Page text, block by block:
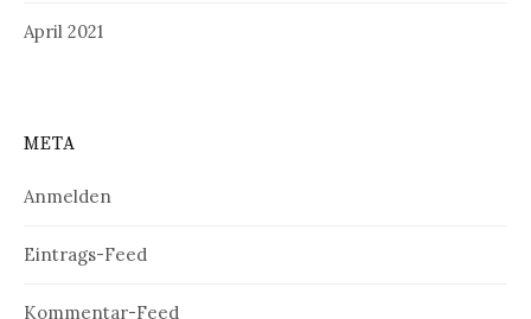
April 2021
META
Anmelden
Eintrags-Feed
Kommentar-Feed